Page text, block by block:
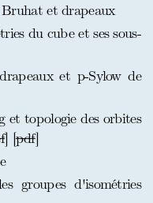
et drapeaux
du cube et ses sous-
et p-Sylow de
et topologie des orbites
] [pdf]
groupes d'isométries